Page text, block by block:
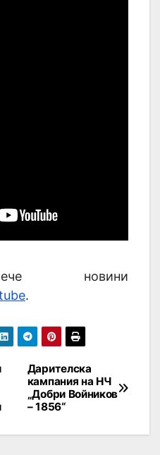
новини
.
Дарителска
кампания на НЧ
„Добри Войников
– 1856“